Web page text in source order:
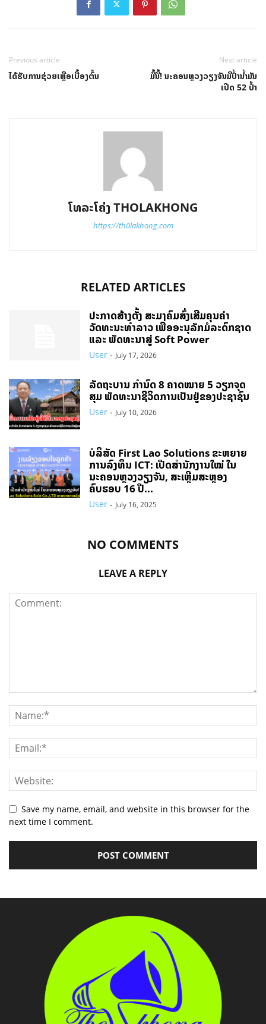
Previous article
ໄດ້ຮັບການຊ່ວຍເຫຼືອເບື້ອງຕົ້ນ
Next article
ມື້ນີ້! ນະຄອນຫຼວງວຽງຈັນມີປໍ້ານໍ້າມັນ
ເປີດ 52 ປໍ້າ
ໂທລະໂຄ່ງ THOLAKHONG
https://th0lakhong.com
RELATED ARTICLES
ປະກາດສ້າງຕັ້ງ ສະມາຄົມສົ່ງເສີມຄຸນຄ່າ
ວັດທະນະທຳລາວ ເພື່ອອະນຸລັກມໍລະດົກຊາດ
ແລະ ພັດທະນາສູ່ Soft Power
User - July 17, 2026
ລັດຖະບານ ກຳນົດ 8 ຄາດໝາຍ 5 ວຽກຈຸດ
ສຸມ ພັດທະນາຊີວິດການເປັນຢູ່ຂອງປະຊາຊົນ
User - July 10, 2026
ບໍລິສັດ First Lao Solutions ຂະຫຍາຍ
ການລົງທຶນ ICT: ເປີດສຳນັກງານໃໝ່ ໃນ
ນະຄອນຫຼວງວຽງຈັນ, ສະເຫຼີມສະຫຼອງ
ຄົບຮອບ 16 ປີ...
User - July 16, 2025
NO COMMENTS
LEAVE A REPLY
Save my name, email, and website in this browser for the
next time I comment.